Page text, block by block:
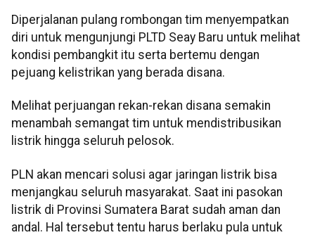
Diperjalanan pulang rombongan tim menyempatkan
diri untuk mengunjungi PLTD Seay Baru untuk melihat
kondisi pembangkit itu serta bertemu dengan
pejuang kelistrikan yang berada disana.
Melihat perjuangan rekan-rekan disana semakin
menambah semangat tim untuk mendistribusikan
listrik hingga seluruh pelosok.
PLN akan mencari solusi agar jaringan listrik bisa
menjangkau seluruh masyarakat. Saat ini pasokan
listrik di Provinsi Sumatera Barat sudah aman dan
andal. Hal tersebut tentu harus berlaku pula untuk